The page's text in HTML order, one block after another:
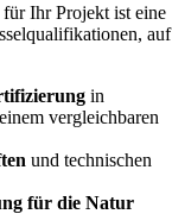
Ihr Projekt ist eine
auf
in
vergleichbaren
und technischen
für die Natur